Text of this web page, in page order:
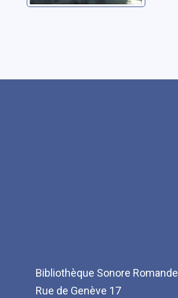
Bibliothèque Sonore Romande
Rue de Genève 17